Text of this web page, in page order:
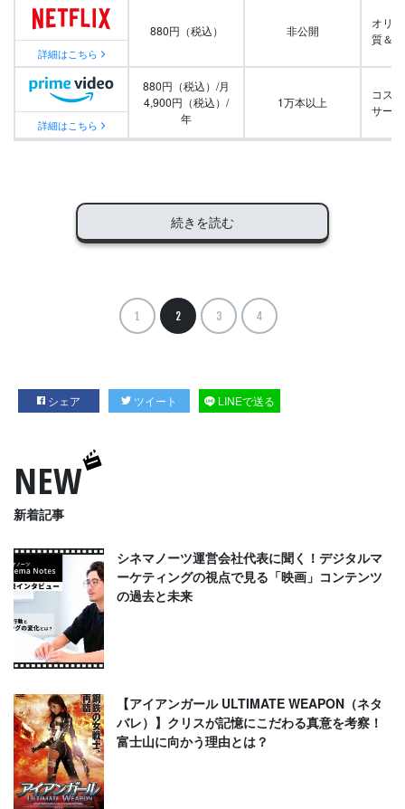
詳細はこちら
880円（税込） 非公開
オリ
質＆
詳細はこちら
880円（税込）/月
4,900円（税込）/
年
1万本以上
コス
サー
続きを読む
1 2 3 4
シェア ツイート LINEで送る
NEW
新着記事
シネマノーツ運営会社代表に聞く！デジタルマ
ーケティングの視点で見る「映画」コンテンツ
の過去と未来
【アイアンガール ULTIMATE WEAPON（ネタ
バレ）】クリスが記憶にこだわる真意を考察！
富士山に向かう理由とは？